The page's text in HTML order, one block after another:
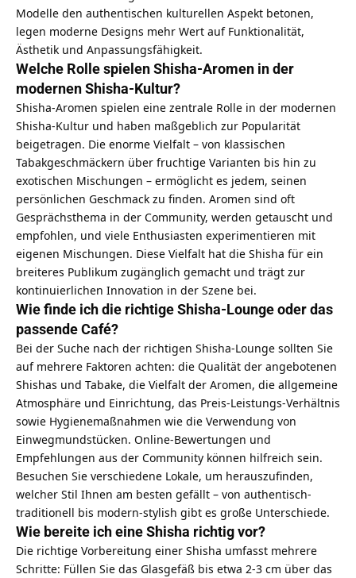
Modelle den authentischen kulturellen Aspekt betonen,
legen moderne Designs mehr Wert auf Funktionalität,
Ästhetik und Anpassungsfähigkeit.
Welche Rolle spielen Shisha-Aromen in der
modernen Shisha-Kultur?
Shisha-Aromen spielen eine zentrale Rolle in der modernen
Shisha-Kultur und haben maßgeblich zur Popularität
beigetragen. Die enorme Vielfalt – von klassischen
Tabakgeschmäckern über fruchtige Varianten bis hin zu
exotischen Mischungen – ermöglicht es jedem, seinen
persönlichen Geschmack zu finden. Aromen sind oft
Gesprächsthema in der Community, werden getauscht und
empfohlen, und viele Enthusiasten experimentieren mit
eigenen Mischungen. Diese Vielfalt hat die Shisha für ein
breiteres Publikum zugänglich gemacht und trägt zur
kontinuierlichen Innovation in der Szene bei.
Wie finde ich die richtige Shisha-Lounge oder das
passende Café?
Bei der Suche nach der richtigen Shisha-Lounge sollten Sie
auf mehrere Faktoren achten: die Qualität der angebotenen
Shishas und Tabake, die Vielfalt der Aromen, die allgemeine
Atmosphäre und Einrichtung, das Preis-Leistungs-Verhältnis
sowie Hygienemaßnahmen wie die Verwendung von
Einwegmundstücken. Online-Bewertungen und
Empfehlungen aus der Community können hilfreich sein.
Besuchen Sie verschiedene Lokale, um herauszufinden,
welcher Stil Ihnen am besten gefällt – von authentisch-
traditionell bis modern-stylish gibt es große Unterschiede.
Wie bereite ich eine Shisha richtig vor?
Die richtige Vorbereitung einer Shisha umfasst mehrere
Schritte: Füllen Sie das Glasgefäß bis etwa 2-3 cm über das